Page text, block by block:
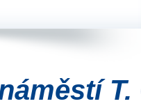
T.